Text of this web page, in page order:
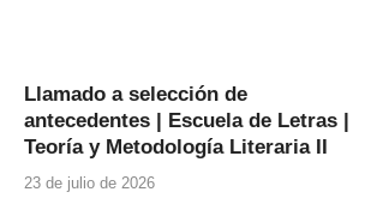
Llamado a selección de
antecedentes | Escuela de Letras |
Teoría y Metodología Literaria II
23 de julio de 2026